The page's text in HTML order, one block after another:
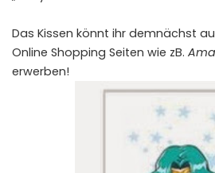
Das Kissen könnt ihr demnächst
Online Shopping Seiten wie zB.
erwerben!